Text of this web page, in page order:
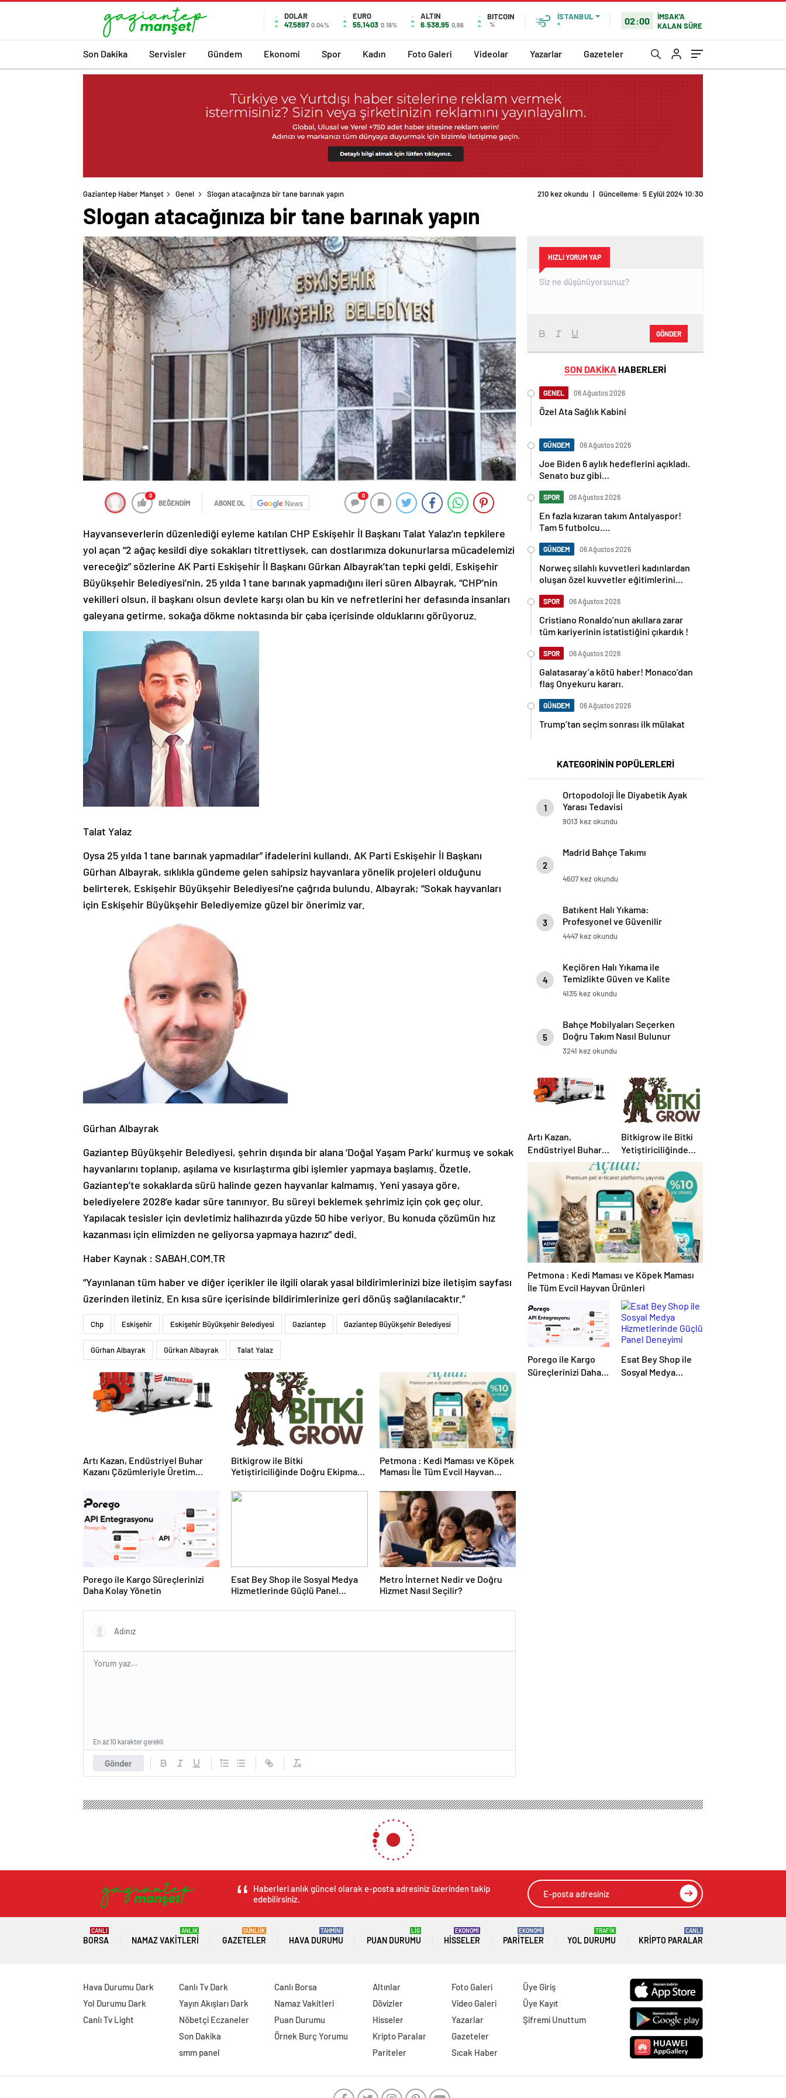
DOLAR
47,5897 0.04%
EURO
55,1403 0.19%
ALTIN
6.538,95 0,66
BITCOIN
%
İSTANBUL
°
02:00
İMSAK'A
KALAN SÜRE
Son Dakika Servisler Gündem Ekonomi Spor Kadın Foto Galeri Videolar Yazarlar Gazeteler
Gaziantep Haber Manşet Genel Slogan atacağınıza bir tane barınak yapın
Slogan atacağınıza bir tane barınak yapın
0
BEĞENDİM ABONE OL News
0
Hayvanseverlerin düzenlediği eyleme katılan CHP Eskişehir İl Başkanı Talat Yalaz’ın tepkilere
yol açan “2 ağaç kesildi diye sokakları titrettiysek, can dostlarımıza dokunurlarsa mücadelemizi
vereceğiz” sözlerine AK Parti Eskişehir İl Başkanı Gürkan Albayrak’tan tepki geldi. Eskişehir
Büyükşehir Belediyesi’nin, 25 yılda 1 tane barınak yapmadığını ileri süren Albayrak, “CHP’nin
vekilleri olsun, il başkanı olsun devlete karşı olan bu kin ve nefretlerini her defasında insanları
galeyana getirme, sokağa dökme noktasında bir çaba içerisinde olduklarını görüyoruz.
Talat Yalaz
Oysa 25 yılda 1 tane barınak yapmadılar” ifadelerini kullandı. AK Parti Eskişehir İl Başkanı
Gürhan Albayrak, sıklıkla gündeme gelen sahipsiz hayvanlara yönelik projeleri olduğunu
belirterek, Eskişehir Büyükşehir Belediyesi’ne çağrıda bulundu. Albayrak; “Sokak hayvanları
için Eskişehir Büyükşehir Belediyemize güzel bir önerimiz var.
Gürhan Albayrak
Gaziantep Büyükşehir Belediyesi, şehrin dışında bir alana ‘Doğal Yaşam Parkı’ kurmuş ve sokak
hayvanlarını toplanıp, aşılama ve kısırlaştırma gibi işlemler yapmaya başlamış. Özetle,
Gaziantep’te sokaklarda sürü halinde gezen hayvanlar kalmamış. Yeni yasaya göre,
belediyelere 2028’e kadar süre tanınıyor. Bu süreyi beklemek şehrimiz için çok geç olur.
Yapılacak tesisler için devletimiz halihazırda yüzde 50 hibe veriyor. Bu konuda çözümün hız
kazanması için elimizden ne geliyorsa yapmaya hazırız” dedi.
Haber Kaynak : SABAH.COM.TR
“Yayınlanan tüm haber ve diğer içerikler ile ilgili olarak yasal bildirimlerinizi bize iletişim sayfası
üzerinden iletiniz. En kısa süre içerisinde bildirimlerinize geri dönüş sağlanılacaktır.”
Chp Eskişehir Eskişehir Büyükşehir Belediyesi Gaziantep Gaziantep Büyükşehir Belediyesi
Gürhan Albayrak Gürkan Albayrak Talat Yalaz
Artı Kazan, Endüstriyel Buhar
Kazanı Çözümleriyle Üretim
Bitkigrow ile Bitki
Yetiştiriciliğinde Doğru Ekipman
Petmona : Kedi Maması ve Köpek
Maması İle Tüm Evcil Hayvan
Porego ile Kargo Süreçlerinizi
Daha Kolay Yönetin
Esat Bey Shop ile Sosyal Medya
Hizmetlerinde Güçlü Panel
Metro İnternet Nedir ve Doğru
Hizmet Nasıl Seçilir?
Gönder
En az 10 karakter gerekli
HIZLI YORUM YAP
GÖNDER
SON DAKİKA HABERLERİ
GENEL 06 Ağustos 2026
Özel Ata Sağlık Kabini
GÜNDEM 06 Ağustos 2026
Joe Biden 6 aylık hedeflerini açıkladı.
Senato buz gibi…
SPOR 06 Ağustos 2026
En fazla kızaran takım Antalyaspor!
Tam 5 futbolcu….
GÜNDEM 06 Ağustos 2026
Norweç silahlı kuvvetleri kadınlardan
oluşan özel kuvvetler eğitimlerini
SPOR 06 Ağustos 2026
Cristiano Ronaldo’nun akıllara zarar
tüm kariyerinin istatistiğini çıkardık !
SPOR 06 Ağustos 2026
Galatasaray’a kötü haber! Monaco’dan
flaş Onyekuru kararı.
GÜNDEM 06 Ağustos 2026
Trump’tan seçim sonrası ilk mülakat
KATEGORİNİN POPÜLERLERİ
1
Ortopodoloji İle Diyabetik Ayak
Yarası Tedavisi
9013 kez okundu
2
Madrid Bahçe Takımı
4607 kez okundu
3
Batıkent Halı Yıkama:
Profesyonel ve Güvenilir
Hizmetler
4447 kez okundu
4
Keçiören Halı Yıkama ile
Temizlikte Güven ve Kalite
4135 kez okundu
5
Bahçe Mobilyaları Seçerken
Doğru Takım Nasıl Bulunur
3241 kez okundu
Artı Kazan,
Endüstriyel Buhar
Kazanı
Çözümleriyle
Üretim Tesislerine
Verimli Sistemler
Sunuyor
Bitkigrow ile Bitki
Yetiştiriciliğinde
Doğru Ekipman ve
Ürün Seçimi
Petmona : Kedi Maması ve Köpek Maması
İle Tüm Evcil Hayvan Ürünleri
Porego ile Kargo
Süreçlerinizi Daha
Esat Bey Shop ile
Sosyal Medya
Kalp krizi geçiren binbaşı şehit oldu
HABERLERİ
GENEL 06 Ağustos 2026